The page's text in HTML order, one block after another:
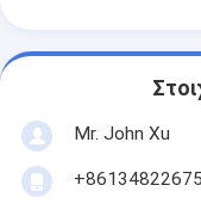
Μέρη μηχανών
Mr. John Xu